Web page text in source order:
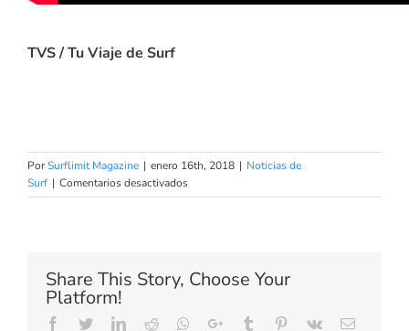
TVS / Tu Viaje de Surf
PorSurflimit Magazine | enero 16th, 2018 | Noticias de
Surf | Comentarios desactivadosen
La
Américas
regresa
la
Share This Story, Choose Your
Platform!
Facebook
TwitterLinkedIn
Reddit Whatsapp
Google+Tumblr Pinterest
Vk Email